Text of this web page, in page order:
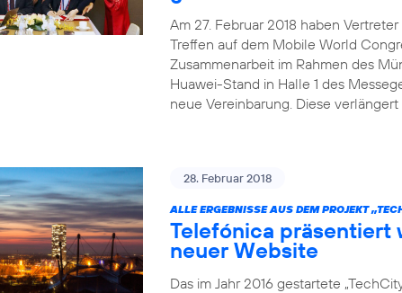
Am 27. Februar 2018 haben
Treffen auf dem Mobile World
Zusammenarbeit im Rahmen des
Huawei-Stand in Halle 1 des
neue Vereinbarung. Diese
28. Februar 2018
ALLE ERGEBNISSE AUS DEM PROJEKT
Telefónica präsentiert
neuer Website
Das im Jahr 2016 gestartete